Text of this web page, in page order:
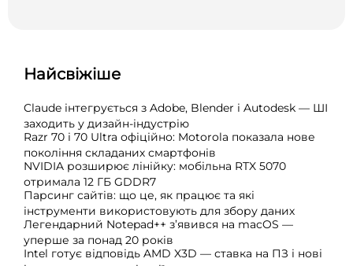
Найсвіжіше
Claude інтегрується з Adobe, Blender і Autodesk — ШІ
заходить у дизайн-індустрію
Razr 70 і 70 Ultra офіційно: Motorola показала нове
покоління складаних смартфонів
NVIDIA розширює лінійку: мобільна RTX 5070
отримала 12 ГБ GDDR7
Парсинг сайтів: що це, як працює та які
інструменти використовують для збору даних
Легендарний Notepad++ з’явився на macOS —
уперше за понад 20 років
Intel готує відповідь AMD X3D — ставка на ПЗ і нові